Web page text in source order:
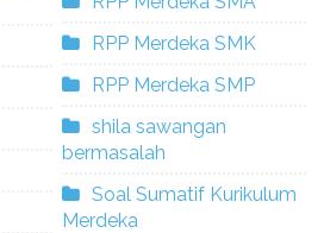
RPP Merdeka SMK
RPP Merdeka SMP
shila sawangan
bermasalah
Soal Sumatif Kurikulum
Merdeka